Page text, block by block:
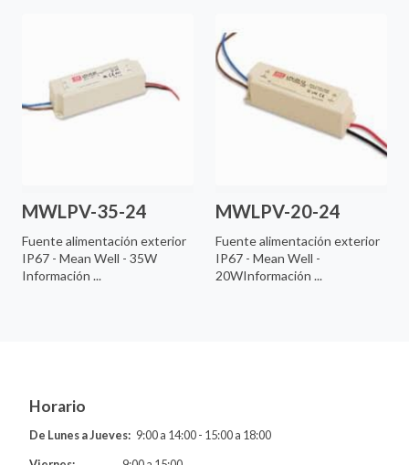
MWLPV-35-24
Fuente alimentación exterior
IP67 - Mean Well - 35W
Información ...
MWLPV-20-24
Fuente alimentación exterior
IP67 - Mean Well -
20WInformación ...
Horario
De Lunes a Jueves: 9:00 a 14:00 - 15:00 a 18:00